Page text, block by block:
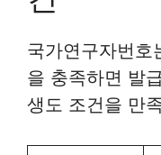
국가연구자번호
을 충족하면 발
생도 조건을 만